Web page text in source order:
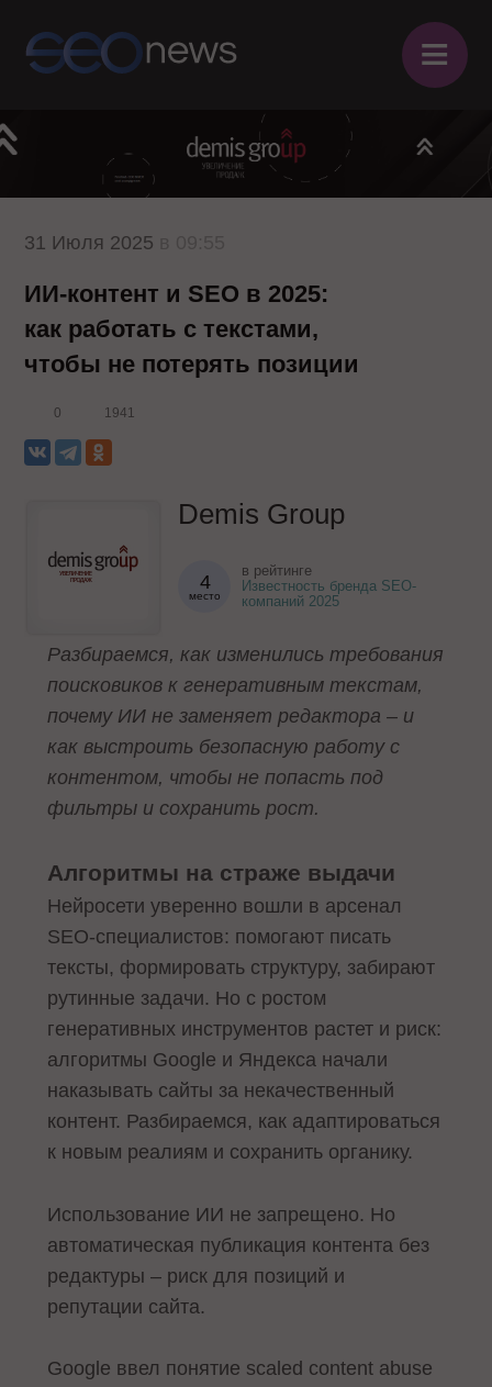
≡
31 Июля 2025
ИИ-контент и SEO в 2025:
как работать с текстами,
чтобы не потерять позиции
0 1941
Demis Group
4
место
в рейтинге
Известность бренда SEO-
компаний 2025
Разбираемся, как изменились требования
поисковиков к генеративным текстам,
почему ИИ не заменяет редактора – и
как выстроить безопасную работу с
контентом, чтобы не попасть под
фильтры и сохранить рост.
Алгоритмы на страже выдачи
Нейросети уверенно вошли в арсенал
SEO-специалистов: помогают писать
тексты, формировать структуру, забирают
рутинные задачи. Но с ростом
генеративных инструментов растет и риск:
алгоритмы Google и Яндекса начали
наказывать сайты за некачественный
контент. Разбираемся, как адаптироваться
к новым реалиям и сохранить органику.
Использование ИИ не запрещено. Но
автоматическая публикация контента без
редактуры – риск для позиций и
репутации сайта.
Google ввел понятие scaled content abuse